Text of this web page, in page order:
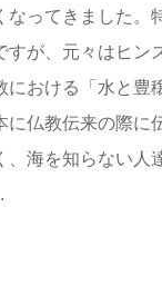
ってきました。
が、元々はヒン
おける「水と豊
仏教伝来の際に
海を知らない人